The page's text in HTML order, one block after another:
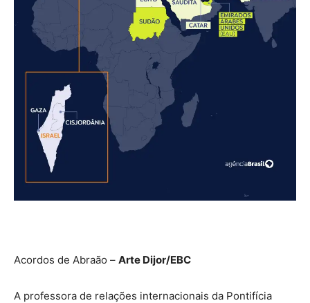
Acordos de Abraão – Arte Dijor/EBC
A professora de relações internacionais da Pontifícia